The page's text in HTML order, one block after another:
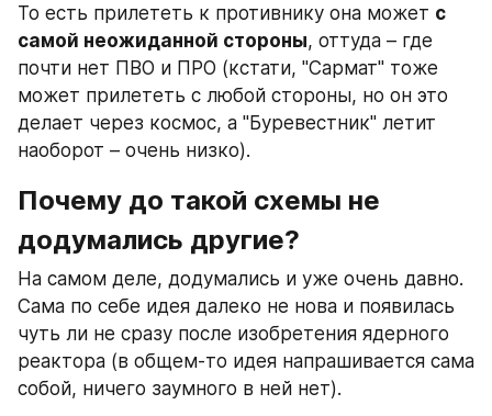
То есть прилететь к противнику она может с
самой неожиданной стороны, оттуда – где
почти нет ПВО и ПРО (кстати, "Сармат" тоже
может прилететь с любой стороны, но он это
делает через космос, а "Буревестник" летит
наоборот – очень низко).
Почему до такой схемы не
додумались другие?
На самом деле, додумались и уже очень давно.
Сама по себе идея далеко не нова и появилась
чуть ли не сразу после изобретения ядерного
реактора (в общем-то идея напрашивается сама
собой, ничего заумного в ней нет).